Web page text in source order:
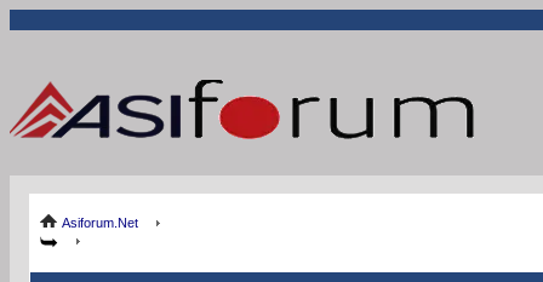
Asiforum.Net